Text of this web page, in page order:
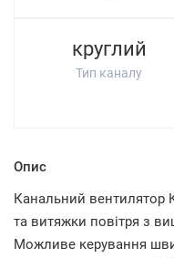
круглий
Тип каналу
Опис
Канальний вентилятор
та витяжки повітря з
Можливе керування